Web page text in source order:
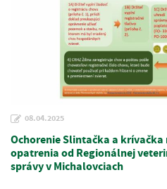
08.04.2025
Ochorenie Slintačka a
opatrenia od Regionálnej
správy v Michalovciach